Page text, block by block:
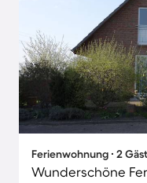
Ferienwohnung ∙ 2